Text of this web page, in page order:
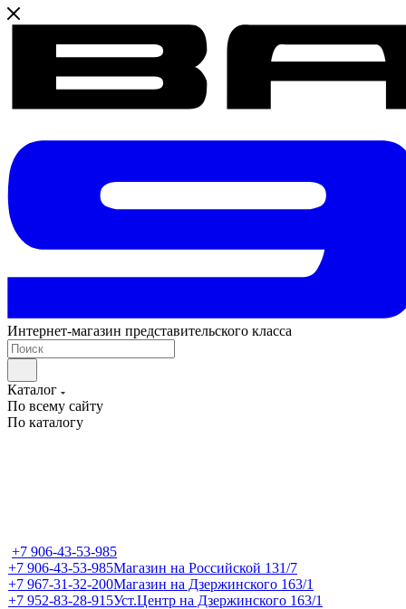
Интернет-магазин представительского класса
Каталог
По всему сайту
По каталогу
+7 906-43-53-985
+7 906-43-53-985Магазин на Российской 131/7
+7 967-31-32-200Магазин на Дзержинского 163/1
+7 952-83-28-915Уст.Центр на Дзержинского 163/1